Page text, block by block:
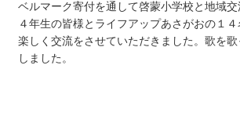
ベルマーク寄付を通して啓蒙小学校と地域交
４年生の皆様とライフアップあさがおの１
楽しく交流をさせていただきました。歌を
しました。